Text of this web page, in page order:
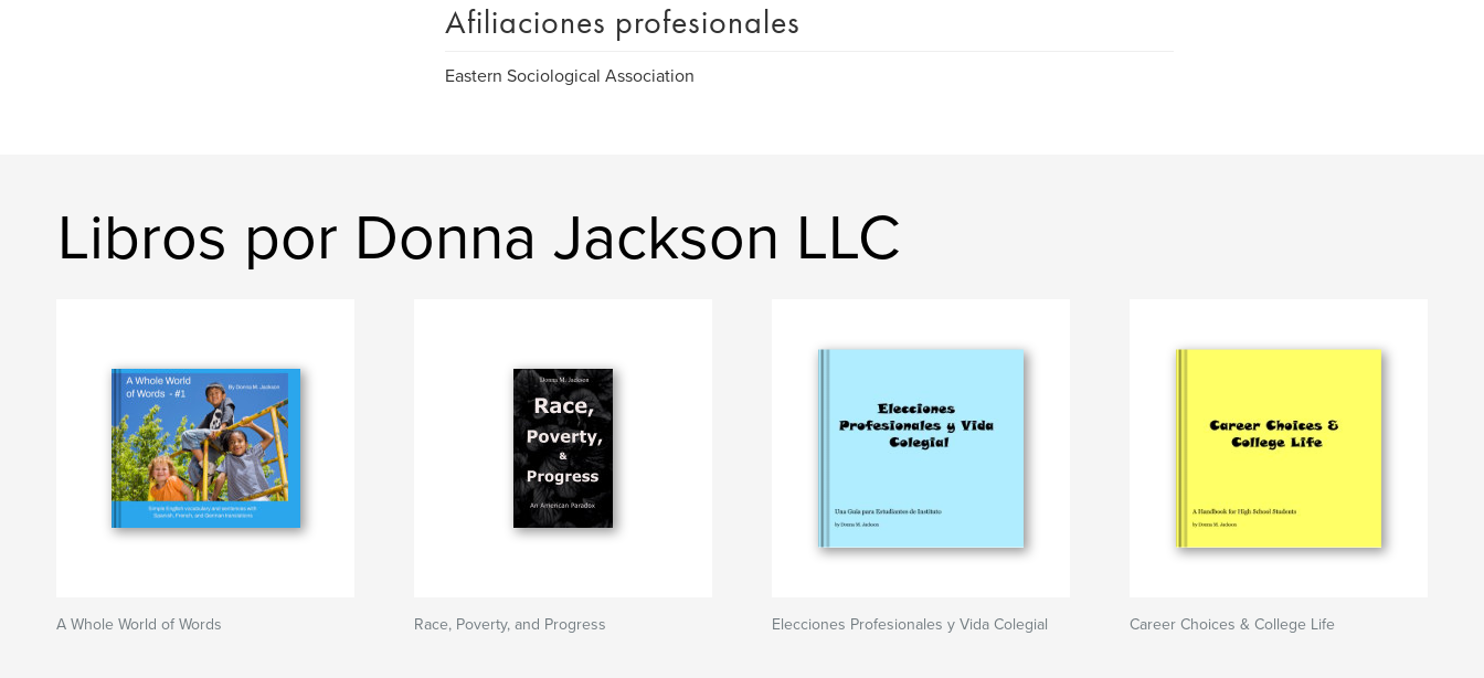
Afiliaciones profesionales
Eastern Sociological Association
Libros por Donna Jackson LLC
A Whole World of Words Race, Poverty, and Progress Elecciones Profesionales y Vida Colegial Career Choices & College Life